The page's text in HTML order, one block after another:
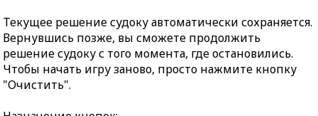
Текущее решение судоку автоматически сохраняется.
Вернувшись позже, вы сможете продолжить
решение судоку с того момента, где остановились.
Чтобы начать игру заново, просто нажмите кнопку
"Очистить".